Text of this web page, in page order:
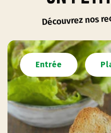
Découvrez nos
Entrée